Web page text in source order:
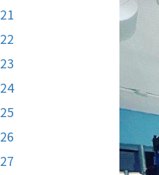
21
22
23
24
25
26
27